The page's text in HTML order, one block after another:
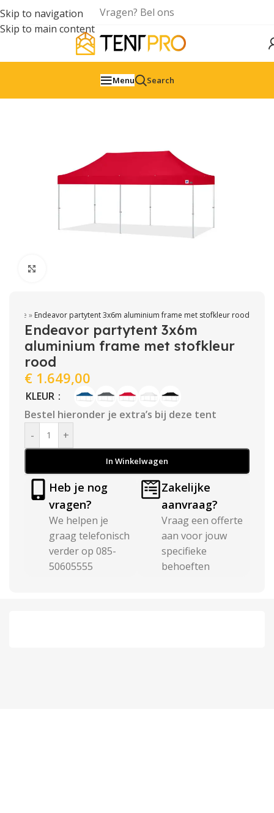
Skip to navigation
Skip to main content
Vragen? Bel ons
Menu Search
Home » Endeavor partytent 3x6m aluminium frame met stofkleur rood
Endeavor partytent 3x6m
aluminium frame met stofkleur
rood
€ 1.649,00
KLEUR
Bestel hieronder je extra’s bij deze tent
-
+
In Winkelwagen
Heb je nog
vragen?
We helpen je
graag telefonisch
verder op 085-
50605555
Zakelijke
aanvraag?
Vraag een offerte
aan voor jouw
specifieke
behoeften